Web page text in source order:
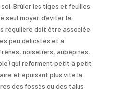
Brûler les tiges et feuilles
seul moyen d’éviter la
régulière doit être associée
peu délicates et à
noisetiers, aubépines,
qui reforment petit à petit
et épuisent plus vite la
des fossés ou des talus